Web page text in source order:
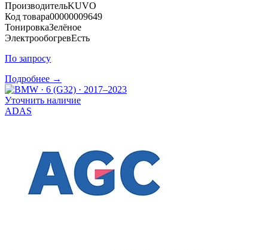
ПроизводительKUVO
Код товара00000009649
ТонировкаЗелёное
ЭлектрообогревЕсть
По запросу
Подробнее →
Уточнить наличие
ADAS